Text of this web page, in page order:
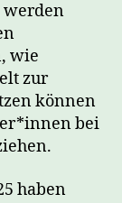
wie
zur
können
bei
haben